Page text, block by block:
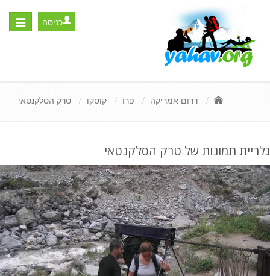
Toggle
כניסה
דרום אמריקה פרו קוסקו טרק הסלקנטאי
גלריית תמונות של טרק הסלקנטאי